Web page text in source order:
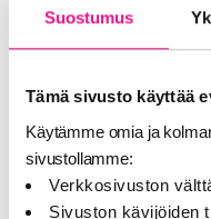
Suostumus
Tämä sivusto käyttää
Käytämme omia ja
sivustollamme:
Verkkosivuston
Sivuston kävijöiden
Harris ja monet muut
artistit ja yhtyeet.
6.11. alkaen Loopin
kanavan musiikista,
ilman keskeytyksiä.
alkavat 13.11. Kuten
radiokanavan, myös